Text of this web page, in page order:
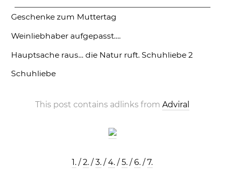
Geschenke zum Muttertag
Weinliebhaber aufgepasst….
Hauptsache raus… die Natur ruft. Schuhliebe 2
Schuhliebe
This post contains adlinks fromAdviral
1. /2. /3. /4. /5. /6. /7.